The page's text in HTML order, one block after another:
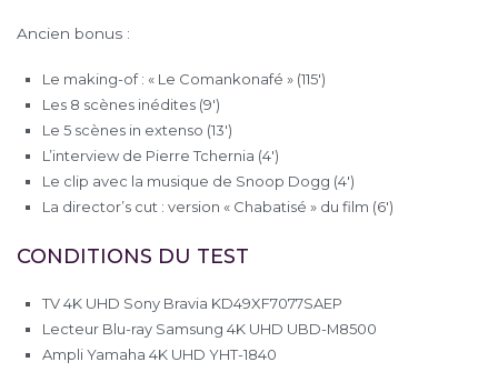
Ancien bonus :
Le making-of : « Le Comankonafé » (115′)
Les 8 scènes inédites (9′)
Le 5 scènes in extenso (13′)
L’interview de Pierre Tchernia (4′)
Le clip avec la musique de Snoop Dogg (4′)
La director’s cut : version « Chabatisé » du film (6′)
CONDITIONS DU TEST
TV 4K UHD Sony Bravia KD49XF7077SAEP
Lecteur Blu-ray Samsung 4K UHD UBD-M8500
Ampli Yamaha 4K UHD YHT-1840